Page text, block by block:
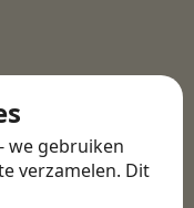
we gebruiken
verzamelen. Dit